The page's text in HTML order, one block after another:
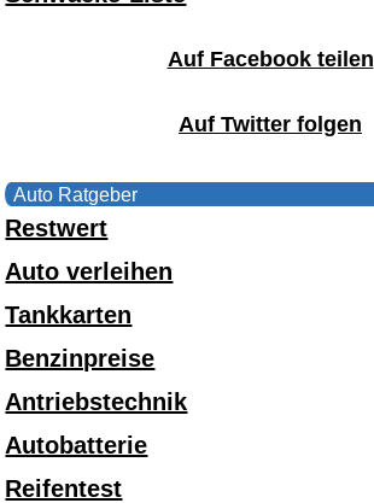
Auf Facebook teilen
Auf Twitter folgen
Auto Ratgeber
Restwert
Auto verleihen
Tankkarten
Benzinpreise
Antriebstechnik
Autobatterie
Reifentest